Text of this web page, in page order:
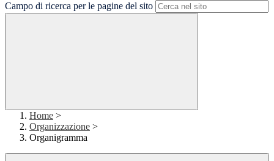
Campo di ricerca per le pagine del sito
Home >
Organizzazione >
Organigramma